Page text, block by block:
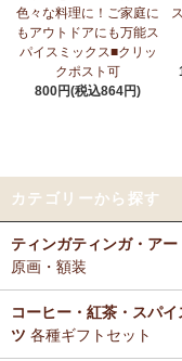
色々な料理に！ご家庭に
もアウトドアにも万能ス
パイスミックス■クリッ
クポスト可
800円(税込864円)
カテゴリーから探す
ティンガティンガ・アー
原画・額装
コーヒー・紅茶・スパ
ツ 各種ギフトセット